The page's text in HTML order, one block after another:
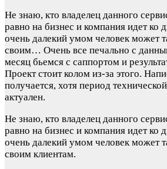
Не знаю, кто владелец данного
равно на бизнес и компания идет ко
очень далекий умом человек может
своим… Очень все печально с
месяц бьемся с саппортом и
Проект стоит колом из-за этого.
получается, хотя период
актуален.
Не знаю, кто владелец данного
равно на бизнес и компания идет ко
очень далекий умом человек может
своим клиентам.